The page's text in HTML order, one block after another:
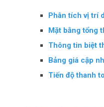
Phân tích vị trí
Mặt bằng tổng
Thông tin biệt
Bảng giá cập
Tiến độ thanh